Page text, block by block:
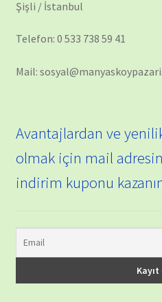
Şişli / İstanbul
Telefon: 0 533 738 59 41
Mail:
Avantajlardan ve
olmak için mail
indirim kuponu